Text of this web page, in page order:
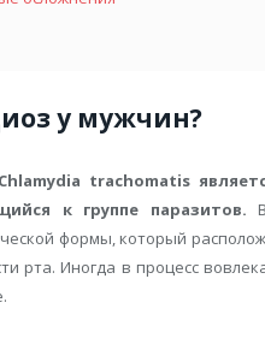
у мужчин?
trachomatis
к группе паразитов.
формы, который
рта. Иногда в процесс